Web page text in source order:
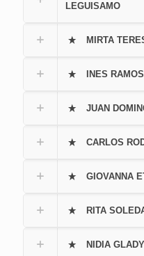
LEGUISAMO
MIRTA
INES RAMOS
JUAN
CARLOS
GIOVANNA
RITA
NIDIA